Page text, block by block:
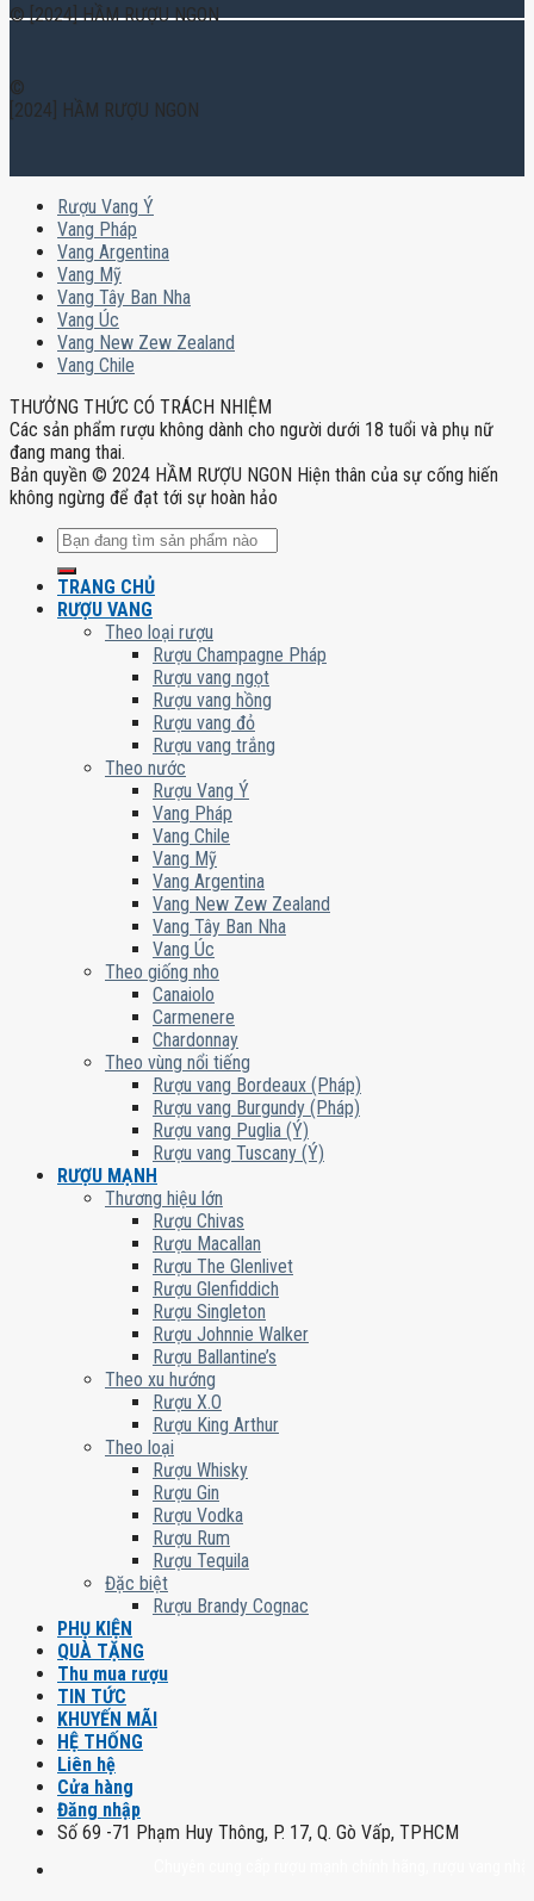
© [2024] HẦM RƯỢU NGON
©
[2024] HẦM RƯỢU NGON
Rượu Vang Ý
Vang Pháp
Vang Argentina
Vang Mỹ
Vang Tây Ban Nha
Vang Úc
Vang New Zew Zealand
Vang Chile
THƯỞNG THỨC CÓ TRÁCH NHIỆM
Các sản phẩm rượu không dành cho người dưới 18 tuổi và phụ nữ
đang mang thai.
Bản quyền © 2024 HẦM RƯỢU NGON Hiện thân của sự cống hiến
không ngừng để đạt tới sự hoàn hảo
Tìm
kiếm:
TRANG CHỦ
RƯỢU VANG
Theo loại rượu
Rượu Champagne Pháp
Rượu vang ngọt
Rượu vang hồng
Rượu vang đỏ
Rượu vang trắng
Theo nước
Rượu Vang Ý
Vang Pháp
Vang Chile
Vang Mỹ
Vang Argentina
Vang New Zew Zealand
Vang Tây Ban Nha
Vang Úc
Theo giống nho
Canaiolo
Carmenere
Chardonnay
Theo vùng nổi tiếng
Rượu vang Bordeaux (Pháp)
Rượu vang Burgundy (Pháp)
Rượu vang Puglia (Ý)
Rượu vang Tuscany (Ý)
RƯỢU MẠNH
Thương hiệu lớn
Rượu Chivas
Rượu Macallan
Rượu The Glenlivet
Rượu Glenfiddich
Rượu Singleton
Rượu Johnnie Walker
Rượu Ballantine’s
Theo xu hướng
Rượu X.O
Rượu King Arthur
Theo loại
Rượu Whisky
Rượu Gin
Rượu Vodka
Rượu Rum
Rượu Tequila
Đặc biệt
Rượu Brandy Cognac
PHỤ KIỆN
QUÀ TẶNG
Thu mua rượu
TIN TỨC
KHUYẾN MÃI
HỆ THỐNG
Liên hệ
Cửa hàng
Đăng nhập
Số 69 -71 Phạm Huy Thông, P. 17, Q. Gò Vấp, TPHCM